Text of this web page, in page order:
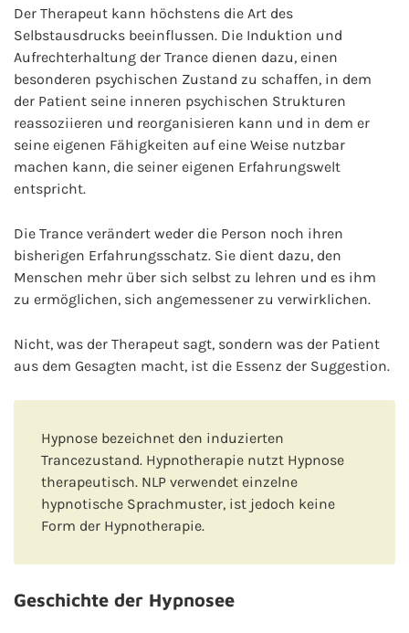
Der Therapeut kann höchstens die Art des
Selbstausdrucks beeinflussen. Die Induktion und
Aufrechterhaltung der Trance dienen dazu, einen
besonderen psychischen Zustand zu schaffen, in dem
der Patient seine inneren psychischen Strukturen
reassoziieren und reorganisieren kann und in dem er
seine eigenen Fähigkeiten auf eine Weise nutzbar
machen kann, die seiner eigenen Erfahrungswelt
entspricht.
Die Trance verändert weder die Person noch ihren
bisherigen Erfahrungsschatz. Sie dient dazu, den
Menschen mehr über sich selbst zu lehren und es ihm
zu ermöglichen, sich angemessener zu verwirklichen.
Nicht, was der Therapeut sagt, sondern was der Patient
aus dem Gesagten macht, ist die Essenz der Suggestion.
Hypnose bezeichnet den induzierten
Trancezustand. Hypnotherapie nutzt Hypnose
therapeutisch. NLP verwendet einzelne
hypnotische Sprachmuster, ist jedoch keine
Form der Hypnotherapie.
Geschichte der Hypnosee